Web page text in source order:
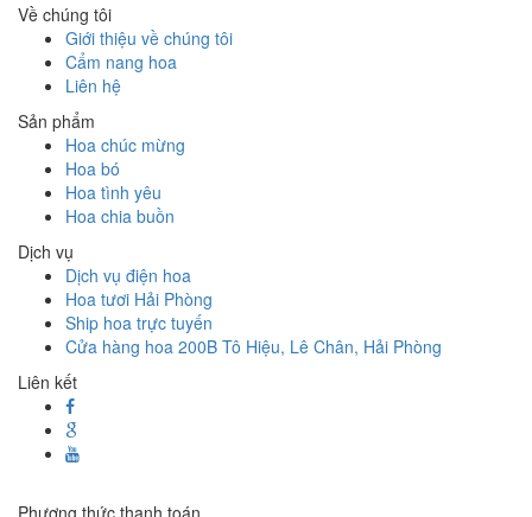
Về chúng tôi
Giới thiệu về chúng tôi
Cẩm nang hoa
Liên hệ
Sản phẩm
Hoa chúc mừng
Hoa bó
Hoa tình yêu
Hoa chia buồn
Dịch vụ
Dịch vụ điện hoa
Hoa tươi Hải Phòng
Ship hoa trực tuyến
Cửa hàng hoa 200B Tô Hiệu, Lê Chân, Hải Phòng
Liên kết
Phương thức thanh toán